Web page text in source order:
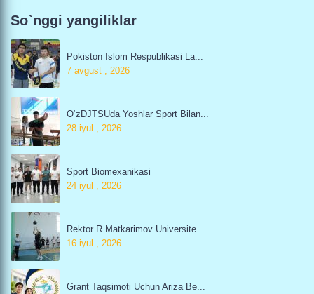
So`nggi yangiliklar
Pokiston Islom Respublikasi La...
7 avgust , 2026
O‘zDJTSUda Yoshlar Sport Bilan...
28 iyul , 2026
Sport Biomexanikasi
24 iyul , 2026
Rektor R.Matkarimov Universite...
16 iyul , 2026
Grant Taqsimoti Uchun Ariza Be...